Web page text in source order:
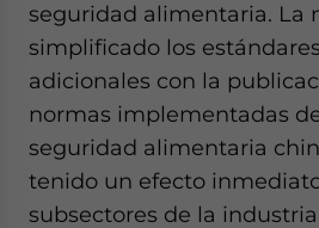
seguridad alimentaria. La
simplificado los
adicionales con la
normas implementadas
seguridad alimentaria
tenido un efecto
subsectores de la